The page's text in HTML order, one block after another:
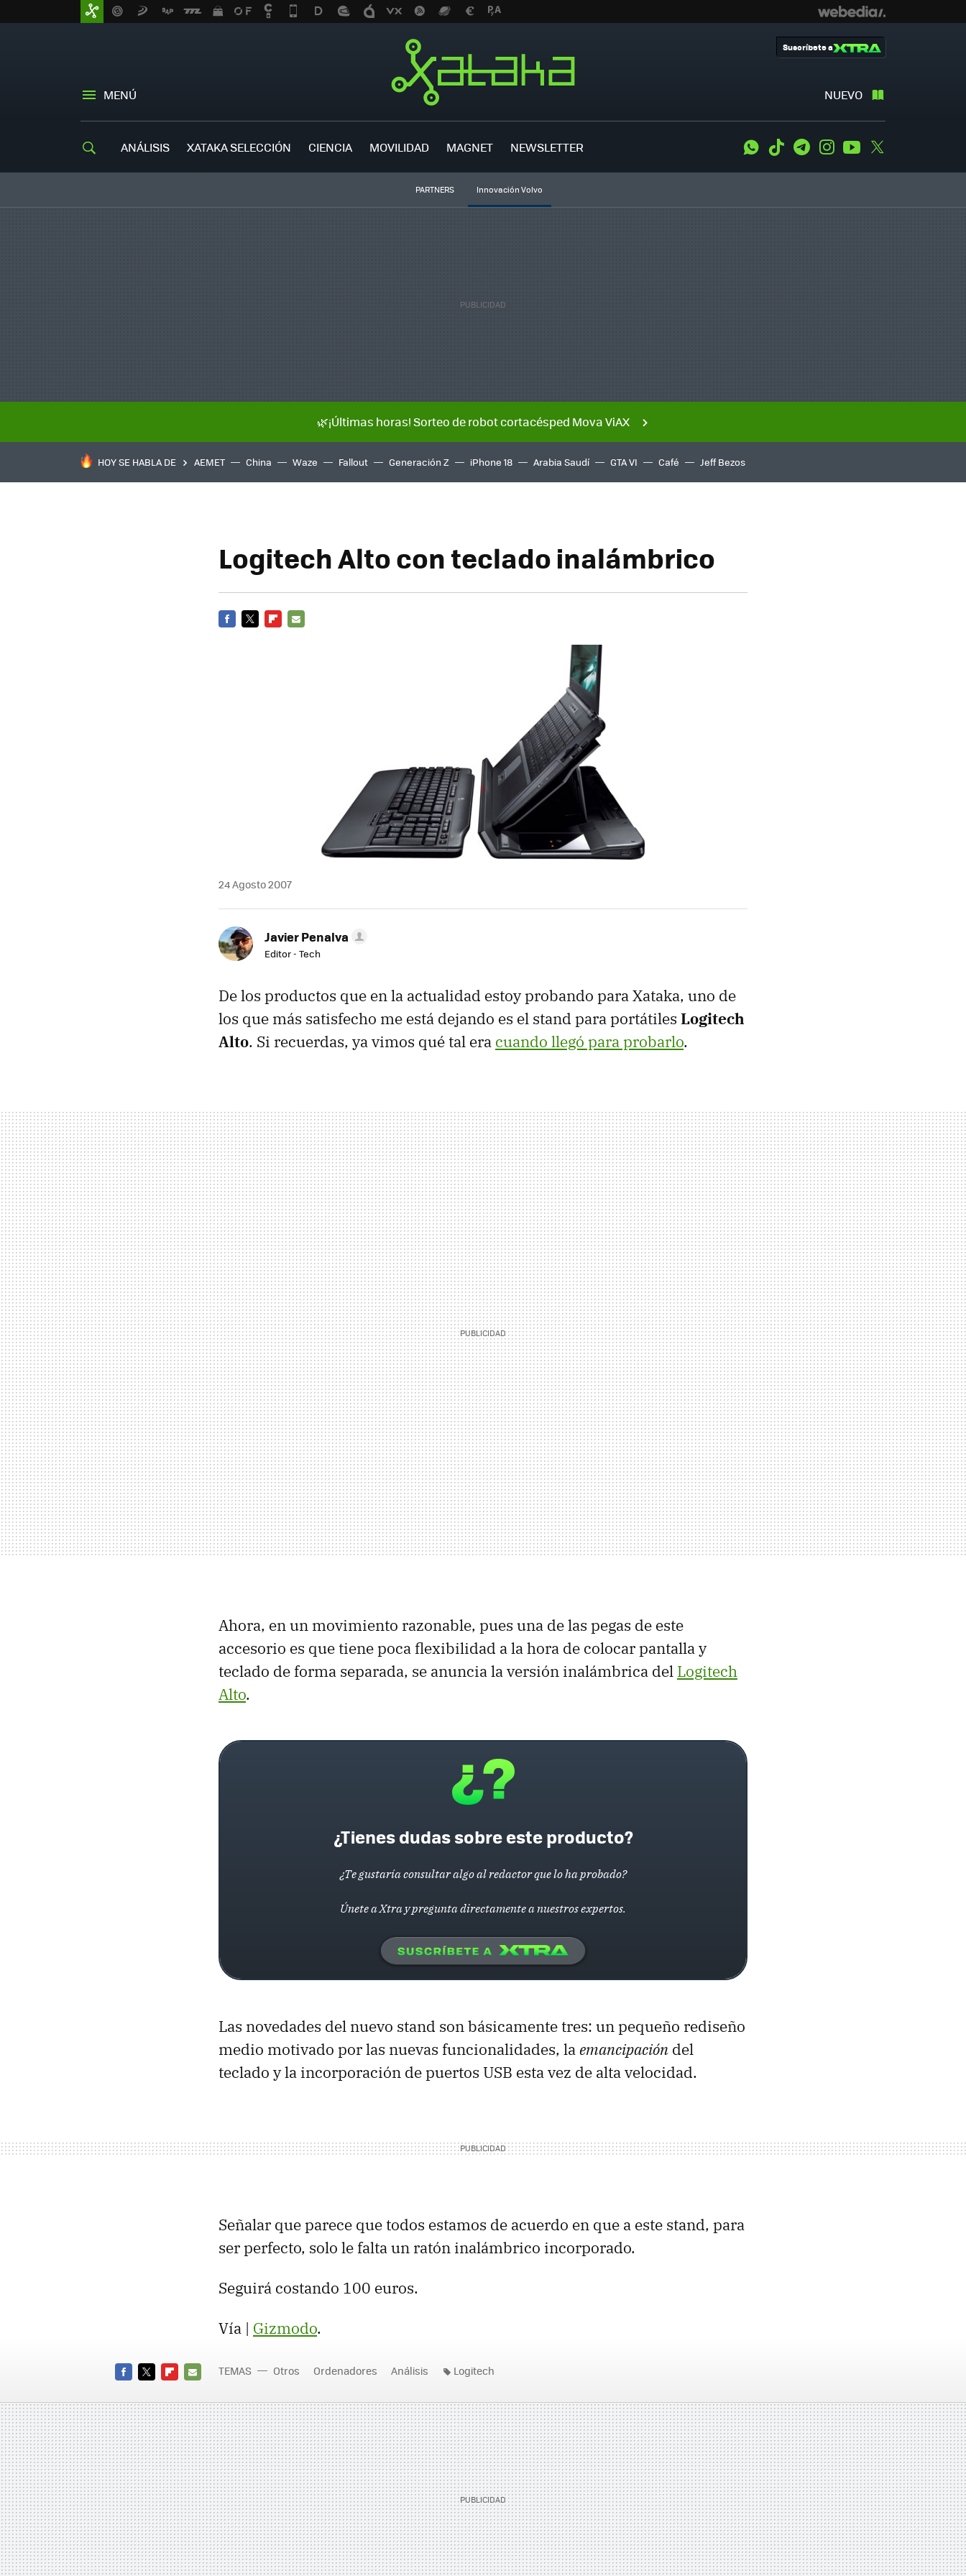
MENÚ NUEVO
Suscríbete a
ANÁLISIS XATAKA SELECCIÓN CIENCIA MOVILIDAD MAGNET NEWSLETTER WhatsApp
Tiktok TelegramInstagramYoutube
PARTNERS Innovación Volvo
🌿¡Últimas horas! Sorteo de robot cortacésped Mova ViAX
HOY SE HABLA DE AEMET China Waze Fallout Generación Z iPhone 18 Arabia Saudí GTA VI Café Jeff Bezos
Logitech Alto con teclado inalámbrico
24 Agosto 2007
Javier Penalva
Editor - Tech
De los productos que en la actualidad estoy probando para Xataka, uno de
los que más satisfecho me está dejando es el stand para portátiles Logitech
Alto. Si recuerdas, ya vimos qué tal era cuando llegó para probarlo.
Ahora, en un movimiento razonable, pues una de las pegas de este
accesorio es que tiene poca flexibilidad a la hora de colocar pantalla y
teclado de forma separada, se anuncia la versión inalámbrica del Logitech
Alto.
¿Tienes dudas sobre este producto?
¿Te gustaría consultar algo al redactor que lo ha probado?
Únete a Xtra y pregunta directamente a nuestros expertos.
Las novedades del nuevo stand son básicamente tres: un pequeño rediseño
medio motivado por las nuevas funcionalidades, la emancipación del
teclado y la incorporación de puertos USB esta vez de alta velocidad.
Señalar que parece que todos estamos de acuerdo en que a este stand, para
ser perfecto, solo le falta un ratón inalámbrico incorporado.
Seguirá costando 100 euros.
Vía | Gizmodo.
MAIL
TEMAS Otros Ordenadores Análisis Logitech